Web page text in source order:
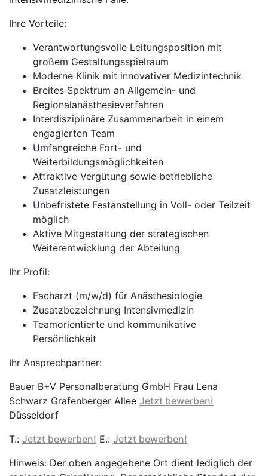
Ihre Vorteile:
Verantwortungsvolle Leitungsposition mit
großem Gestaltungsspielraum
Moderne Klinik mit innovativer Medizintechnik
Breites Spektrum an Allgemein- und
Regionalanästhesieverfahren
Interdisziplinäre Zusammenarbeit in einem
engagierten Team
Umfangreiche Fort- und
Weiterbildungsmöglichkeiten
Attraktive Vergütung sowie betriebliche
Zusatzleistungen
Unbefristete Festanstellung in Voll- oder Teilzeit
möglich
Aktive Mitgestaltung der strategischen
Weiterentwicklung der Abteilung
Ihr Profil:
Facharzt (m/w/d) für Anästhesiologie
Zusatzbezeichnung Intensivmedizin
Teamorientierte und kommunikative
Persönlichkeit
Ihr Ansprechpartner:
Bauer B+V Personalberatung GmbH Frau Lena
Schwarz Grafenberger Allee Jetzt bewerben!
Düsseldorf
T.: Jetzt bewerben! E.: Jetzt bewerben!
Hinweis: Der oben angegebene Ort dient lediglich der